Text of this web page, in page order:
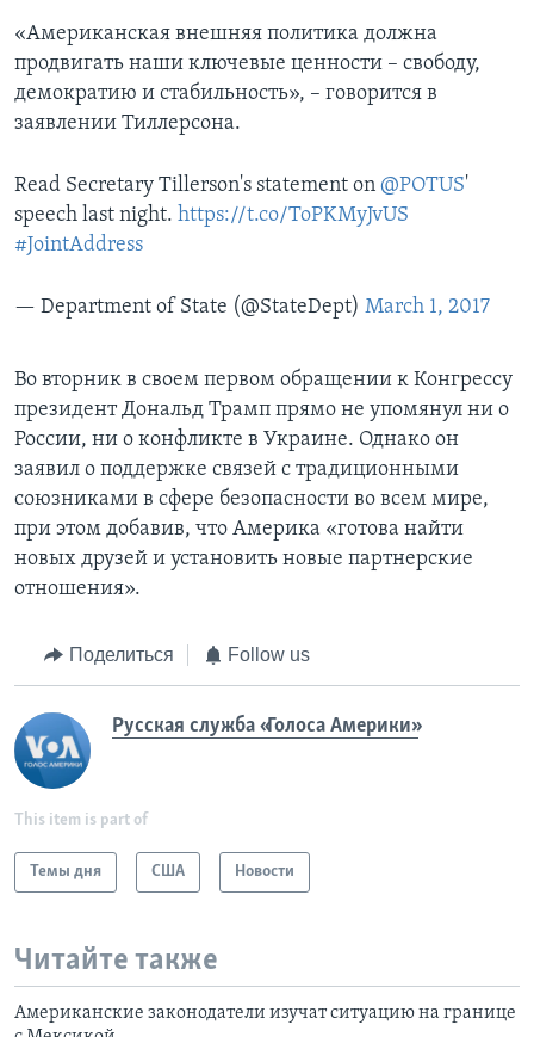
«Американская внешняя политика должна
продвигать наши ключевые ценности – свободу,
демократию и стабильность», – говорится в
заявлении Тиллерсона.
Read Secretary Tillerson's statement on @POTUS'
speech last night. https://t.co/ToPKMyJvUS
#JointAddress
— Department of State (@StateDept) March 1, 2017
Во вторник в своем первом обращении к Конгрессу
президент Дональд Трамп прямо не упомянул ни о
России, ни о конфликте в Украине. Однако он
заявил о поддержке связей с традиционными
союзниками в сфере безопасности во всем мире,
при этом добавив, что Америка «готова найти
новых друзей и установить новые партнерские
отношения».
Поделиться Follow us
Русская служба «Голоса Америки»
This item is part of
Темы дня США Новости
Читайте также
Американские законодатели изучат ситуацию на границе